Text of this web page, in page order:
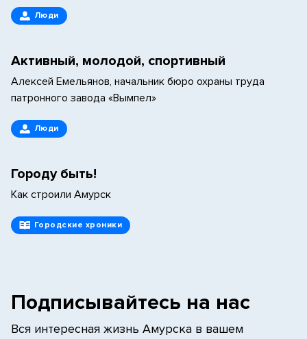
Люди
Активный, молодой, спортивный
Алексей Емельянов, начальник бюро охраны труда
патронного завода «Вымпел»
Люди
Городу быть!
Как строили Амурск
Городские хроники
Подписывайтесь на нас
Вся интересная жизнь Амурска в вашем